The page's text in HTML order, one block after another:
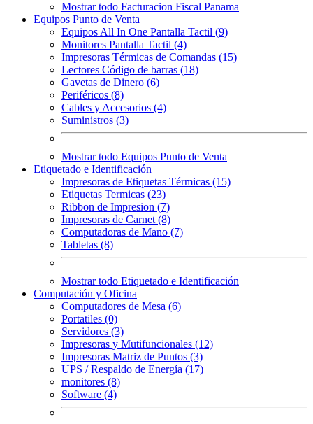
Mostrar todo Facturacion Fiscal Panama
Equipos Punto de Venta
Equipos All In One Pantalla Tactil (9)
Monitores Pantalla Tactil (4)
Impresoras Térmicas de Comandas (15)
Lectores Código de barras (18)
Gavetas de Dinero (6)
Periféricos (8)
Cables y Accesorios (4)
Suministros (3)
Mostrar todo Equipos Punto de Venta
Etiquetado e Identificación
Impresoras de Etiquetas Térmicas (15)
Etiquetas Termicas (23)
Ribbon de Impresion (7)
Impresoras de Carnet (8)
Computadoras de Mano (7)
Tabletas (8)
Mostrar todo Etiquetado e Identificación
Computación y Oficina
Computadores de Mesa (6)
Portatiles (0)
Servidores (3)
Impresoras y Mutifuncionales (12)
Impresoras Matriz de Puntos (3)
UPS / Respaldo de Energía (17)
monitores (8)
Software (4)